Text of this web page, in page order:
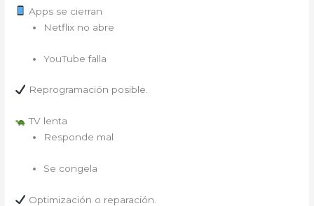
Apps se cierran
Netflix no abre
YouTube falla
Reprogramación posible.
TV lenta
Responde mal
Se congela
Optimización o reparación.